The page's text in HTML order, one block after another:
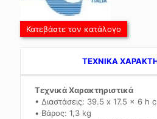
Κατεβάστε τον κατάλογο
TEXNIKA
Τεχνικά Χαρακτηριστικά
• Διαστάσεις: 39.5 x 17.5 x 6 h
• Βάρος: 1,3 kg